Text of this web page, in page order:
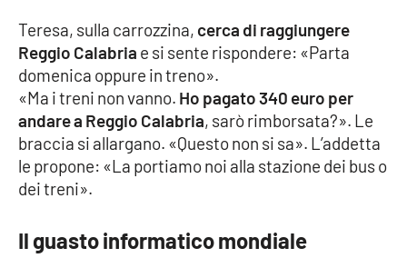
Sanità
Società
Sport
RUBRICHE
Good Morning Vietnam
Teresa, sulla carrozzina, cerca di raggiungere
Reggio Calabria e si sente rispondere: «Parta
domenica oppure in treno».
«Ma i treni non vanno. Ho pagato 340 euro per
andare a Reggio Calabria, sarò rimborsata?». Le
braccia si allargano. «Questo non si sa». L’addetta
le propone: «La portiamo noi alla stazione dei bus o
dei treni».
Il guasto informatico mondiale